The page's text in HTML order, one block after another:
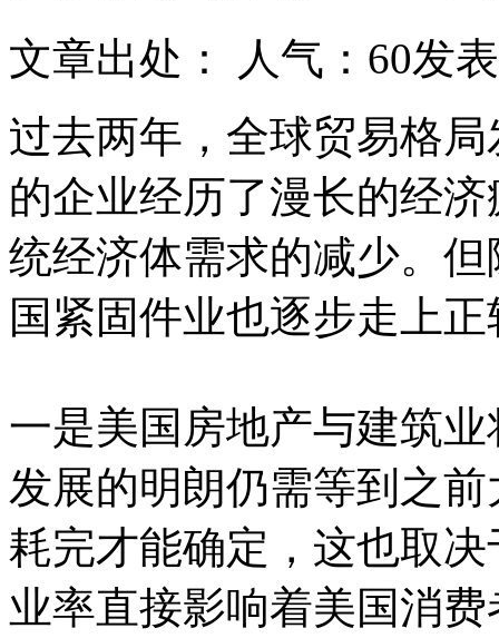
文章出处： 人气： 60发
过去两年，全球贸易格
的企业经历了漫长的经
统经济体需求的减少。
国紧固件业也逐步走上
一是美国房地产与建筑
发展的明朗仍需等到之
耗完才能确定，这也取
业率直接影响着美国消